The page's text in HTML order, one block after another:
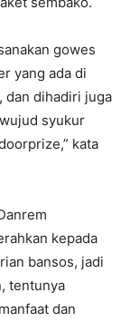
gowes
yang ada di
dan dihadiri juga
syukur
kata
kepada
bansos, jadi
tentunya
dan